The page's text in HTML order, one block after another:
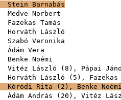
Stein Barnabás
Medve Norbert
Fazekas Tamás
Horváth László
Szabó Veronika
Ádám Vera
Benke Noémi
Vitéz László ( 8 ), Pápai
Horváth László ( 5 ), Fazekas
Kóródi Rita ( 2 ), Benke Noémi
Ádám András ( 20 ), Vitéz